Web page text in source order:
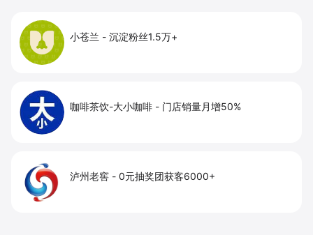
小苍兰 - 沉淀粉丝1.5万+
咖啡茶饮-大小咖啡 - 门店销量月增50%
泸州老窖 - 0元抽奖团获客6000+